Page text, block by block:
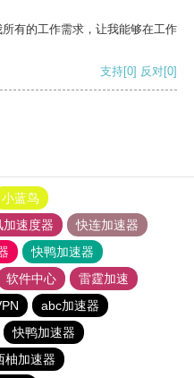
有的工作需求，让我能够在工作
支持[0] 反对[0]
小蓝鸟
加速度器
快连加速器
快鸭加速器
软件中心
雷霆加速
abc加速器
快鸭加速器
柚加速器